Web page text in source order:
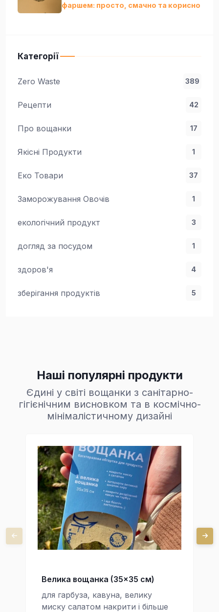
фаршем: просто, смачно та кориснo
Категорії
Zero Waste 389
Рецепти 42
Про вощанки 17
Якісні Продукти 1
Еко Товари 37
Заморожування Овочів 1
екологічний продукт 3
догляд за посудом 1
здоров'я 4
зберігання продуктів 5
Наші популярні продукти
Єдині у світі вощанки з санітарно-
гігієнічним висновком та в космічно-
мінімалістичному дизайні
Велика вощанка (35x35 см)
для гарбуза, кавуна, велику
миску салатом накрити і більше